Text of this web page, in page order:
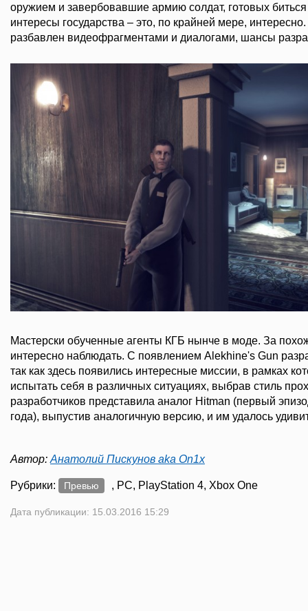
оружием и завербовавшие армию солдат, готовых
интересы государства – это, по крайней мере,
разбавлен видеофрагментами и диалогами, шансы
Мастерски обученные агенты КГБ нынче в моде. За
интересно наблюдать. С появлением Alekhine's Gun
так как здесь появились интересные миссии, в рамках
испытать себя в различных ситуациях, выбрав стиль
разработчиков представила аналог Hitman (первый
года), выпустив аналогичную версию, и им удалось
Автор: Анатолий Пискунов aka On1x
Рубрики: Превью , PC, PlayStation 4, Xbox One
Дата публикации: 15.03.2016 15:29